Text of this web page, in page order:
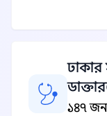
১৪৭ জন